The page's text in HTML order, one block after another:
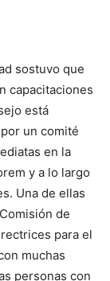
sostuvo que
capacitaciones
está
un comité
en la
y a lo largo
Una de ellas
de
para el
muchas
personas con